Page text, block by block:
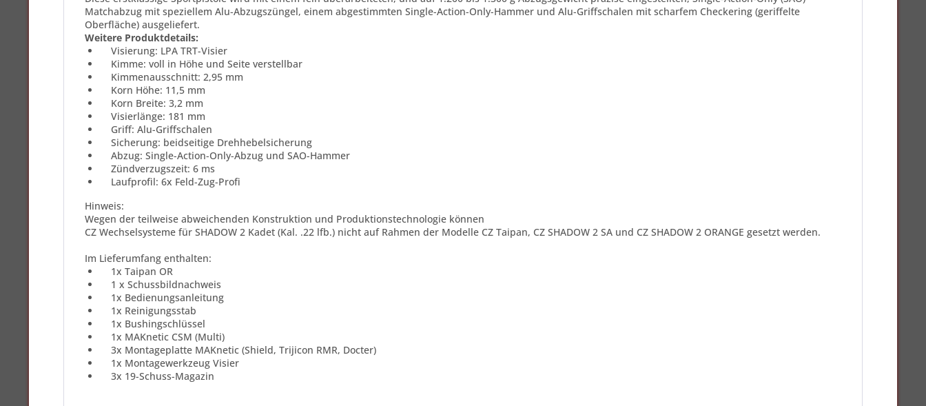
Matchabzug mit speziellem Alu-Abzugszüngel, einem abgestimmten Single-Action-Only-Hammer und Alu-Griffschalen mit scharfem Checkering (geriffelte
Oberfläche) ausgeliefert.
Weitere Produktdetails:
Visierung: LPA TRT-Visier
Kimme: voll in Höhe und Seite verstellbar
Kimmenausschnitt: 2,95 mm
Korn Höhe: 11,5 mm
Korn Breite: 3,2 mm
Visierlänge: 181 mm
Griff: Alu-Griffschalen
Sicherung: beidseitige Drehhebelsicherung
Abzug: Single-Action-Only-Abzug und SAO-Hammer
Zündverzugszeit: 6 ms
Laufprofil: 6x Feld-Zug-Profi
Hinweis:
Wegen der teilweise abweichenden Konstruktion und Produktionstechnologie können
CZ Wechselsysteme für SHADOW 2 Kadet (Kal. .22 lfb.) nicht auf Rahmen der Modelle CZ Taipan, CZ SHADOW 2 SA und CZ SHADOW 2 ORANGE gesetzt werden.
Im Lieferumfang enthalten:
1x Taipan OR
1 x Schussbildnachweis
1x Bedienungsanleitung
1x Reinigungsstab
1x Bushingschlüssel
1x MAKnetic CSM (Multi)
3x Montageplatte MAKnetic (Shield, Trijicon RMR, Docter)
1x Montagewerkzeug Visier
3x 19-Schuss-Magazin